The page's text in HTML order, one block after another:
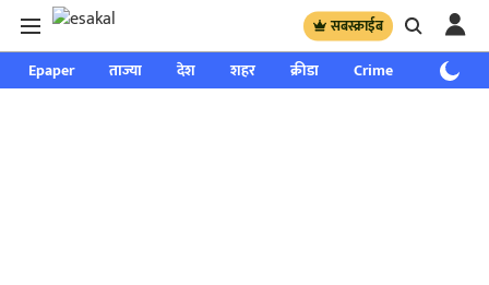
सबस्क्राईब
Epaper ताज्या देश शहर क्रीडा Crime साप्ताहिक